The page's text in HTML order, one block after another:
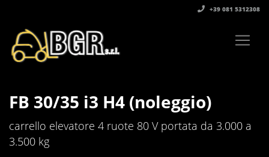
+39 081 5312308‬
FB 30/35 i3 H4 (noleggio)
carrello elevatore 4 ruote 80 V portata da 3.000 a
3.500 kg